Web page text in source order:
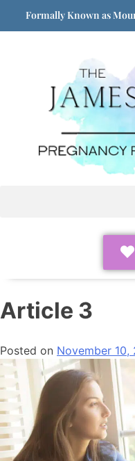
Formally Known as
Article 3
Posted on November 10,